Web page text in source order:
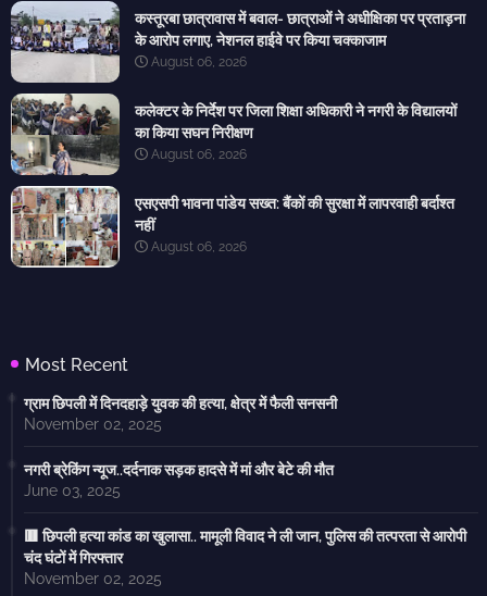
कस्तूरबा छात्रावास में बवाल- छात्राओं ने अधीक्षिका पर प्रताड़ना
के आरोप लगाए, नेशनल हाईवे पर किया चक्काजाम
August 06, 2026
कलेक्टर के निर्देश पर जिला शिक्षा अधिकारी ने नगरी के विद्यालयों
का किया सघन निरीक्षण
August 06, 2026
एसएसपी भावना पांडेय सख्त: बैंकों की सुरक्षा में लापरवाही बर्दाश्त
नहीं
August 06, 2026
Most Recent
ग्राम छिपली में दिनदहाड़े युवक की हत्या, क्षेत्र में फैली सनसनी
November 02, 2025
नगरी ब्रेकिंग न्यूज..दर्दनाक सड़क हादसे में मां और बेटे की मौत
June 03, 2025
🟥 छिपली हत्या कांड का खुलासा.. मामूली विवाद ने ली जान, पुलिस की तत्परता से आरोपी
चंद घंटों में गिरफ्तार
November 02, 2025